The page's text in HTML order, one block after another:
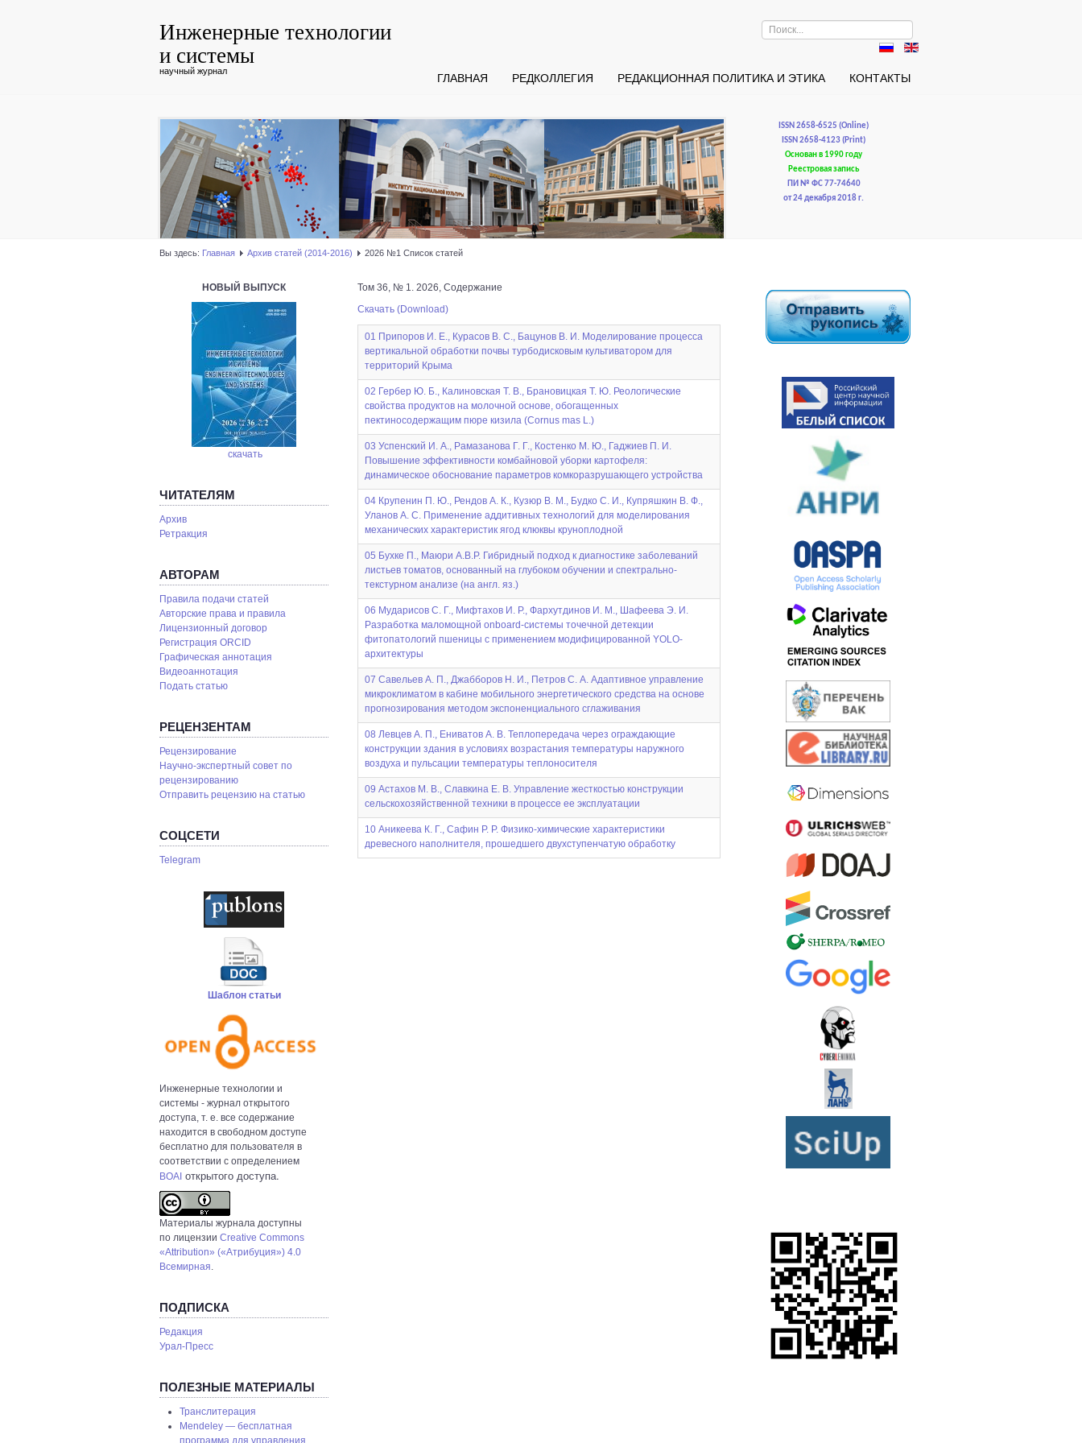
Инженерные технологии
и системы
научный журнал
Искать...
ГЛАВНАЯ РЕДКОЛЛЕГИЯ РЕДАКЦИОННАЯ ПОЛИТИКА И ЭТИКА КОНТАКТЫ
ISSN 2658-6525 (Online)
ISSN 2658-4123 (Print)
Основан в 1990 году
Реестровая запись
ПИ № ФС 77-74640
от 24 декабря 2018 г.
Вы здесь: Главная Архив статей (2014-2016) 2026 №1 Список статей
НОВЫЙ ВЫПУСК
скачать
ЧИТАТЕЛЯМ
Архив
Ретракция
АВТОРАМ
Правила подачи статей
Авторские права и правила
Лицензионный договор
Регистрация ORCID
Графическая аннотация
Видеоаннотация
Подать статью
РЕЦЕНЗЕНТАМ
Рецензирование
Научно-экспертный совет по
рецензированию
Отправить рецензию на статью
СОЦСЕТИ
Telegram
Шаблон статьи
Инженерные технологии и
системы - журнал открытого
доступа, т. е. все содержание
находится в свободном доступе
бесплатно для пользователя в
соответствии с определением
BOAI открытого доступа.
Материалы журнала доступны
по лицензии Creative Commons
«Attribution» («Атрибуция») 4.0
Всемирная.
ПОДПИСКА
Редакция
Урал-Пресс
ПОЛЕЗНЫЕ МАТЕРИАЛЫ
Транслитерация
Mendeley — бесплатная
программа для управления
Том 36, № 1. 2026, Содержание
Скачать (Download)
01 Припоров И. Е., Курасов В. С., Бацунов В. И. Моделирование процесса
вертикальной обработки почвы турбодисковым культиватором для
территорий Крыма
02 Гербер Ю. Б., Калиновская Т. В., Брановицкая Т. Ю. Реологические
свойства продуктов на молочной основе, обогащенных
пектиносодержащим пюре кизила (Cornus mas L.)
03 Успенский И. А., Рамазанова Г. Г., Костенко М. Ю., Гаджиев П. И.
Повышение эффективности комбайновой уборки картофеля:
динамическое обоснование параметров комкоразрушающего устройства
04 Крупенин П. Ю., Рендов А. К., Кузюр В. М., Будко С. И., Купряшкин В. Ф.,
Уланов А. С. Применение аддитивных технологий для моделирования
механических характеристик ягод клюквы круноплодной
05 Бухке П., Маюри А.В.Р. Гибридный подход к диагностике заболеваний
листьев томатов, основанный на глубоком обучении и спектрально-
текстурном анализе (на англ. яз.)
06 Мударисов С. Г., Мифтахов И. Р., Фархутдинов И. М., Шафеева Э. И.
Разработка маломощной onboard-системы точечной детекции
фитопатологий пшеницы с применением модифицированной YOLO-
архитектуры
07 Савельев А. П., Джабборов Н. И., Петров С. А. Адаптивное управление
микроклиматом в кабине мобильного энергетического средства на основе
прогнозирования методом экспоненциального сглаживания
08 Левцев А. П., Ениватов А. В. Теплопередача через ограждающие
конструкции здания в условиях возрастания температуры наружного
воздуха и пульсации температуры теплоносителя
09 Астахов М. В., Славкина Е. В. Управление жесткостью конструкции
сельскохозяйственной техники в процессе ее эксплуатации
10 Аникеева К. Г., Сафин Р. Р. Физико-химические характеристики
древесного наполнителя, прошедшего двухступенчатую обработку